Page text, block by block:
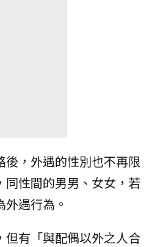
後，外遇的性別也不再限
同性間的男男、女女，若
遇行為。
但有「與配偶以外之人合